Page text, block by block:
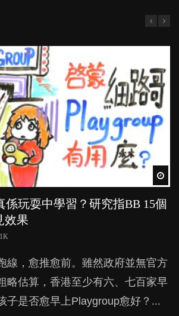
係玩耍中學習？研究指BB 15個
效果
線，愈推愈前。雖然政府並無官方
略估算，香港至少有六、七百家早
子是否愈早上Playgroup愈好？...
何刺激幼兒自發學習取代獎勵
tools of the mind 課程，學生以遊
能力和自制能力亦明顯比其他小朋
程有何特別之處？...
？｜全職媽媽與在職媽媽的壓
都有一刻掙扎過：究竟全職好，還
個家庭都有自己的獨特狀況和考慮
和在職媽媽所養育的子女其實都各
對BB的影響
，嚴重的甚至會有自殺，或傷害小
何爸爸患上產後抑鬱往往難以察
，就係好爸媽？｜別忽視父母
心俱疲地照顧BB，如何做到正向
會為了小朋友放棄自己的嗜好、減
等，你以為會換來美好的親子關